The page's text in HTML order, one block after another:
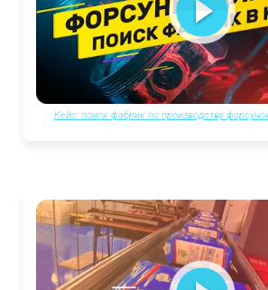
Кейс: поиск фабрик по производству